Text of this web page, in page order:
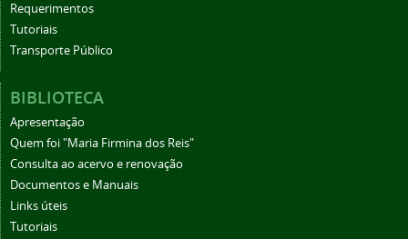
Requerimentos
Tutoriais
Transporte Público
BIBLIOTECA
Apresentação
Quem foi "Maria Firmina dos Reis"
Consulta ao acervo e renovação
Documentos e Manuais
Links úteis
Tutoriais